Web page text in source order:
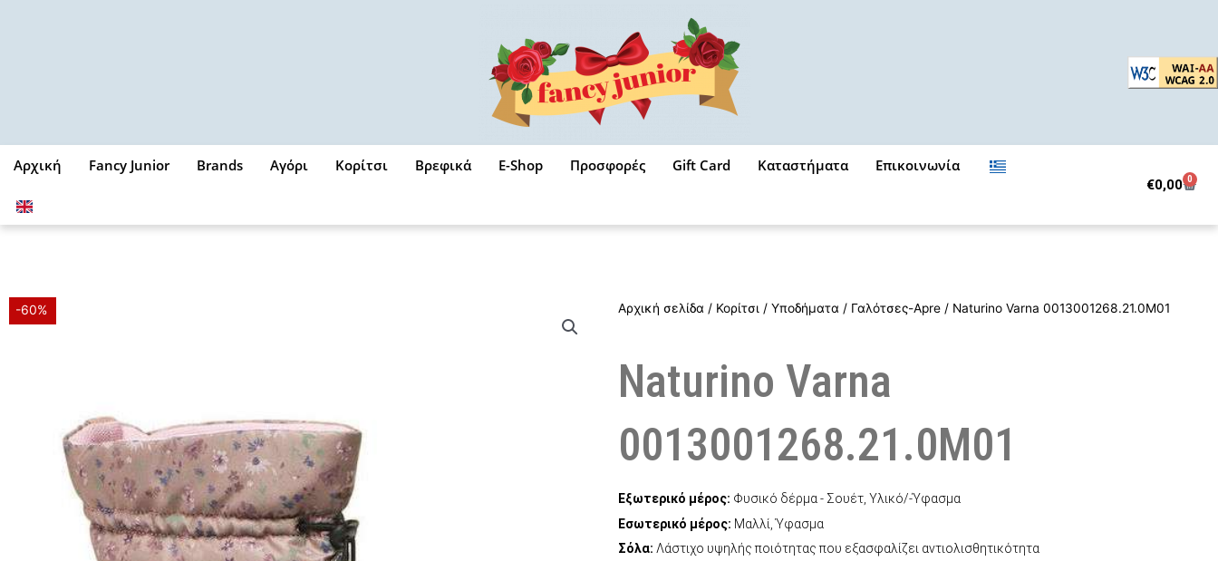
Αρχική Fancy Junior Brands Αγόρι Κορίτσι Βρεφικά E-Shop Προσφορές Gift Card Καταστήματα Επικοινωνία
€0,00 0
Cart
-60% Αρχική σελίδα / Κορίτσι / Υποδήματα / Γαλότσες-Apre / Naturino Varna 0013001268.21.0M01
Naturino Varna
0013001268.21.0M01
Εξωτερικό μέρος: Φυσικό δέρμα - Σουέτ, Υλικό/-Ύφασμα
Εσωτερικό μέρος: Μαλλί, Ύφασμα
Σόλα: Λάστιχο υψηλής ποιότητας που εξασφαλίζει αντιολισθητικότητα